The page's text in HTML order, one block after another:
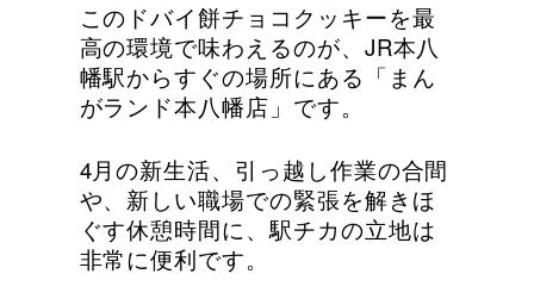
このドバイ餅チョコクッキーを最
高の環境で味わえるのが、JR本八
幡駅からすぐの場所にある「まん
がランド本八幡店」です。
4月の新生活、引っ越し作業の合間
や、新しい職場での緊張を解きほ
ぐす休憩時間に、駅チカの立地は
非常に便利です。